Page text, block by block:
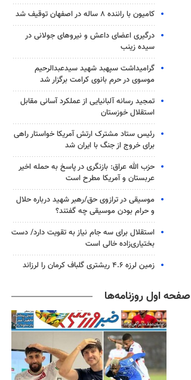
کامیون با راننده ۸ ساله در اصفهان توقیف شد
درگیری اعضای داعش و نیروهای جولانی در
سیده زینب
گرامیداشت سپهبد شهید سیدعبدالرحیم
موسوی در حرم بانوی کرامت برگزار شد
تمجید رسانه آلبانیایی از عملکرد آسانی مقابل
استقلال خوزستان
رئیس ستاد مشترک ارتش آمریکا خواستار راهی
برای خروج از جنگ با ایران شد
حزب الله عراق: بازنگری در پاسخ به حمله اخیر
عربستان و آمریکا مطرح است
موسیقی در ترازوی حق/رهبر شهید درباره حلال
و حرام بودن موسیقی چه گفتند؟
استقلال برای سه جام نیاز به تقویت دارد/ دست
بختیاری‌زاده خالی است
زمین لرزه ۴.۶ ریشتری گلباف کرمان را لرزاند
صفحه اول روزنامه‌ها